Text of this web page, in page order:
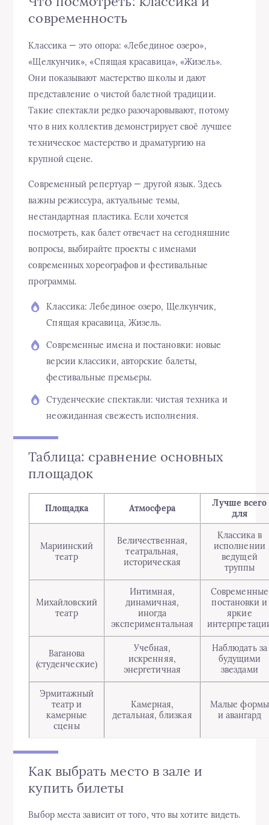
современность
Классика — это опора: «Лебединое озеро»,
«Щелкунчик», «Спящая красавица», «Жизель».
Они показывают мастерство школы и дают
представление о чистой балетной традиции.
Такие спектакли редко разочаровывают, потому
что в них коллектив демонстрирует своё лучшее
техническое мастерство и драматургию на
крупной сцене.
Современный репертуар — другой язык. Здесь
важны режиссура, актуальные темы,
нестандартная пластика. Если хочется
посмотреть, как балет отвечает на сегодняшние
вопросы, выбирайте проекты с именами
современных хореографов и фестивальные
программы.
Классика: Лебединое озеро, Щелкунчик,
Спящая красавица, Жизель.
Современные имена и постановки: новые
версии классики, авторские балеты,
фестивальные премьеры.
Студенческие спектакли: чистая техника и
неожиданная свежесть исполнения.
Таблица: сравнение основных
площадок
Площадка Атмосфера
Лучше всего
для
Мариинский
театр
Величественная,
театральная,
историческая
Классика в
исполнении
ведущей
труппы
Михайловский
театр
Интимная,
динамичная,
иногда
экспериментальная
Современные
постановки и
яркие
Ваганова
(студенческие)
Учебная,
искренняя,
энергетичная
Наблюдать за
будущими
звездами
Эрмитажный
театр и
камерные
сцены
Камерная,
детальная, близкая
Малые формы
и авангард
Как выбрать место в зале и
купить билеты
Выбор места зависит от того, что вы хотите видеть.